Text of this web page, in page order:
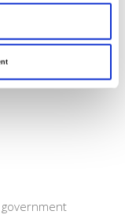
government